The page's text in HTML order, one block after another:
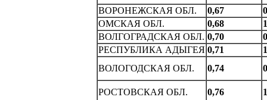
ВОРОHЕЖСКАЯ ОБЛ.
0,67
ОМСКАЯ ОБЛ.
0,68
ВОЛГОГРАДСКАЯ ОБЛ. 0,70
РЕСПУБЛИКА АДЫГЕЯ 0,71
ВОЛОГОДСКАЯ ОБЛ.
0,74
РОСТОВСКАЯ ОБЛ. 0,76